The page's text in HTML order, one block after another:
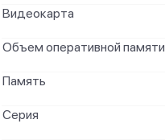
Видеокарта
Объем оперативной памяти
Память
Серия